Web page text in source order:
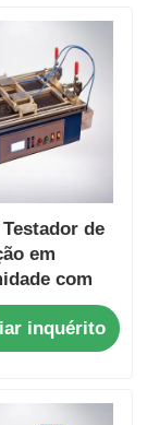
Testador de
em
com
e ASTM
de
e Corpo
inquérito